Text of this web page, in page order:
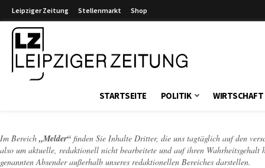
Leipziger Zeitung Stellenmarkt Shop
STARTSEITE POLITIK WIRTSCHAFT
Im Bereich „Melder“ finden Sie Inhalte Dritter, die uns tagtäglich auf den
also um aktuelle, redaktionell nicht bearbeitete und auf ihren
genannten Absender außerhalb unseres redaktionellen Bereiches darstellen.